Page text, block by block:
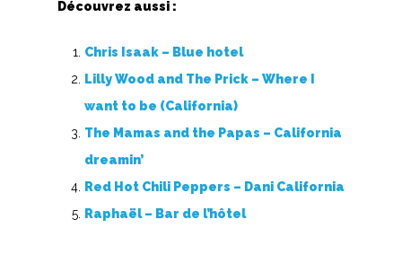
Découvrez aussi :
Chris Isaak – Blue hotel
Lilly Wood and The Prick – Where I
want to be (California)
The Mamas and the Papas – California
dreamin’
Red Hot Chili Peppers – Dani California
Raphaël – Bar de l’hôtel